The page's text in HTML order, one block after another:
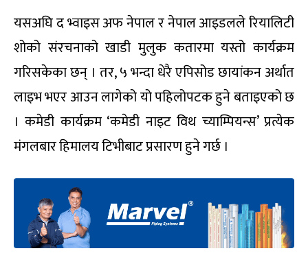
यसअघि द भ्वाइस अफ नेपाल र नेपाल आइडलले रियालिटी
शोको संरचनाको खाडी मुलुक कतारमा यस्तो कार्यक्रम
गरिसकेका छन् । तर, ५ भन्दा धेरै एपिसोड छायांकन अर्थात
लाइभ भएर आउन लागेको यो पहिलोपटक हुने बताइएको छ
। कमेडी कार्यक्रम ‘कमेडी नाइट विथ च्याम्पियन्स’ प्रत्येक
मंगलबार हिमालय टिभीबाट प्रसारण हुने गर्छ ।